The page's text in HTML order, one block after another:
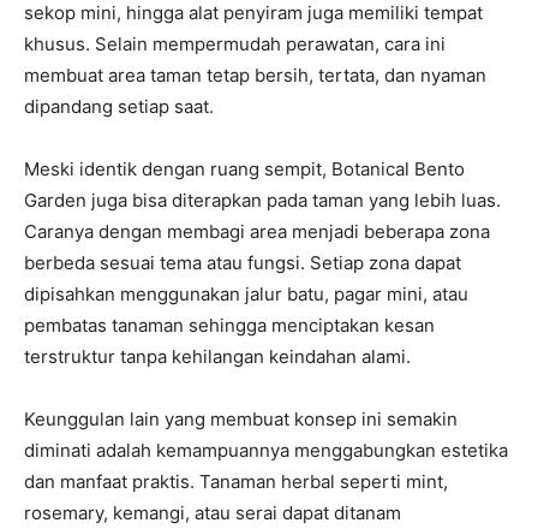
sekop mini, hingga alat penyiram juga memiliki tempat
khusus. Selain mempermudah perawatan, cara ini
membuat area taman tetap bersih, tertata, dan nyaman
dipandang setiap saat.
Meski identik dengan ruang sempit, Botanical Bento
Garden juga bisa diterapkan pada taman yang lebih luas.
Caranya dengan membagi area menjadi beberapa zona
berbeda sesuai tema atau fungsi. Setiap zona dapat
dipisahkan menggunakan jalur batu, pagar mini, atau
pembatas tanaman sehingga menciptakan kesan
terstruktur tanpa kehilangan keindahan alami.
Keunggulan lain yang membuat konsep ini semakin
diminati adalah kemampuannya menggabungkan estetika
dan manfaat praktis. Tanaman herbal seperti mint,
rosemary, kemangi, atau serai dapat ditanam